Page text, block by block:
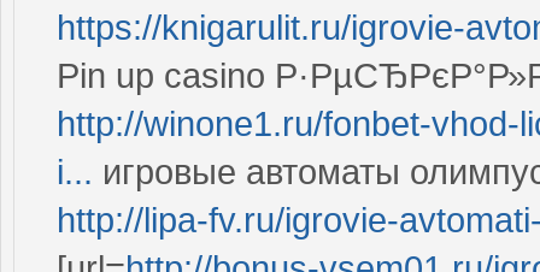
https://knigarulit.ru/igrovie-
Pin up casino
http://winone1.ru/fonbet-vhod-
i... игровые автоматы
http://lipa-fv.ru/igrovie-